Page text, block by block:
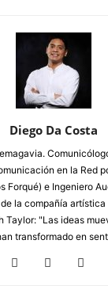
Diego Da Costa
en la Red
Forqué) e Ingeniero
la compañía
Taylor: "Las ideas
transformado en